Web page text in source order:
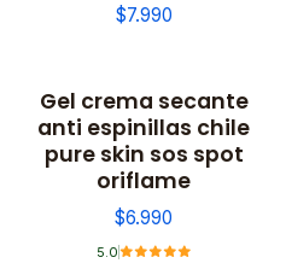
$7.990
Gel crema secante
anti espinillas chile
pure skin sos spot
oriflame
$6.990
5.0